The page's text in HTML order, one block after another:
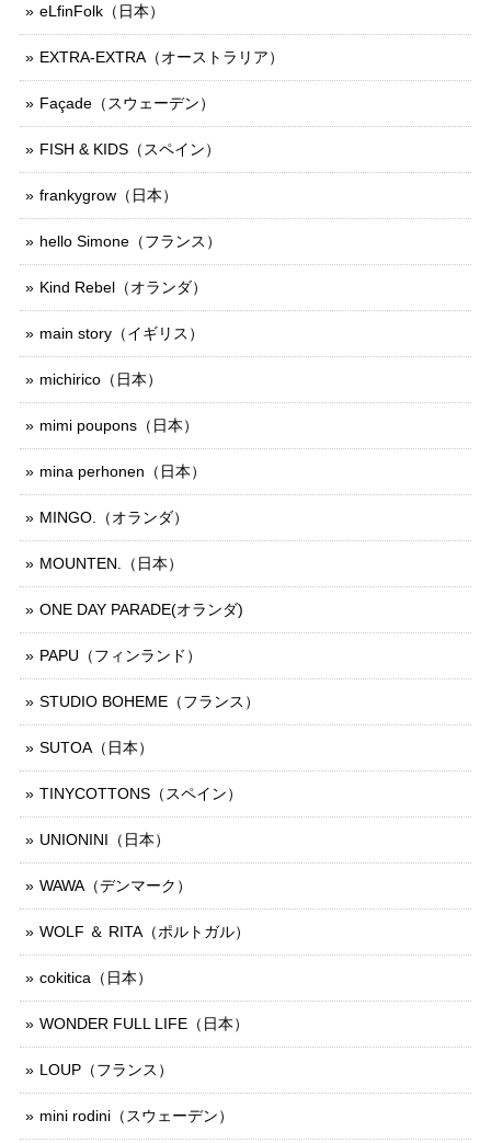
eLfinFolk（日本）
EXTRA-EXTRA（オーストラリア）
Façade（スウェーデン）
FISH & KIDS（スペイン）
frankygrow（日本）
hello Simone（フランス）
Kind Rebel（オランダ）
main story（イギリス）
michirico（日本）
mimi poupons（日本）
mina perhonen（日本）
MINGO.（オランダ）
MOUNTEN.（日本）
ONE DAY PARADE(オランダ)
PAPU（フィンランド）
STUDIO BOHEME（フランス）
SUTOA（日本）
TINYCOTTONS（スペイン）
UNIONINI（日本）
WAWA（デンマーク）
WOLF ＆ RITA（ポルトガル）
cokitica（日本）
WONDER FULL LIFE（日本）
LOUP（フランス）
mini rodini（スウェーデン）